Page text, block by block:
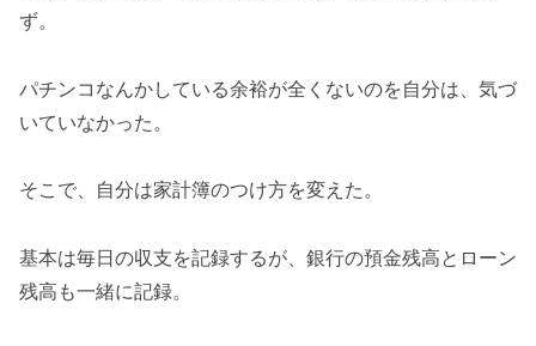
ず。
パチンコなんかしている余裕が全くないのを自分は、気づ
いていなかった。
そこで、自分は家計簿のつけ方を変えた。
基本は毎日の収支を記録するが、銀行の預金残高とローン
残高も一緒に記録。